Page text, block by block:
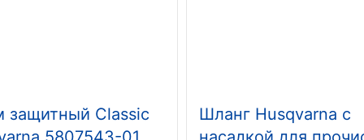
Classic
Шланг Husqvarna с